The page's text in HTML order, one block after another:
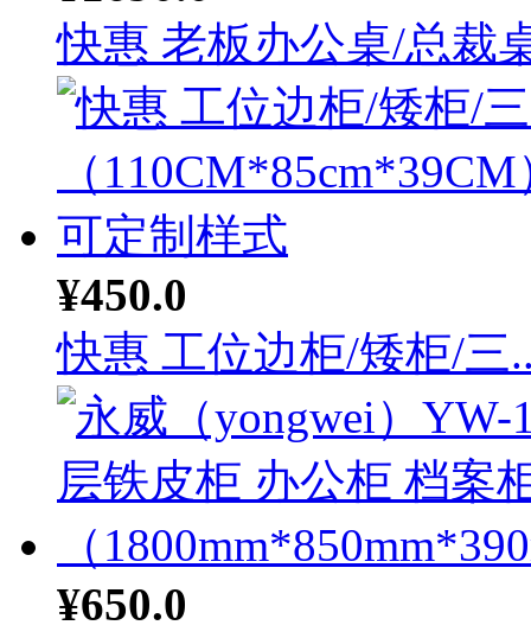
快惠 老板办公桌/总裁
¥450.0
快惠 工位边柜/矮柜/三
¥650.0